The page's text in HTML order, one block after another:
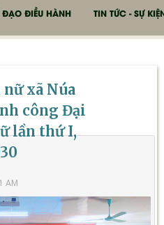
ĐIỀU HÀNH TIN TỨC - SỰ
xã Núa
công Đại
lần thứ I,
AM